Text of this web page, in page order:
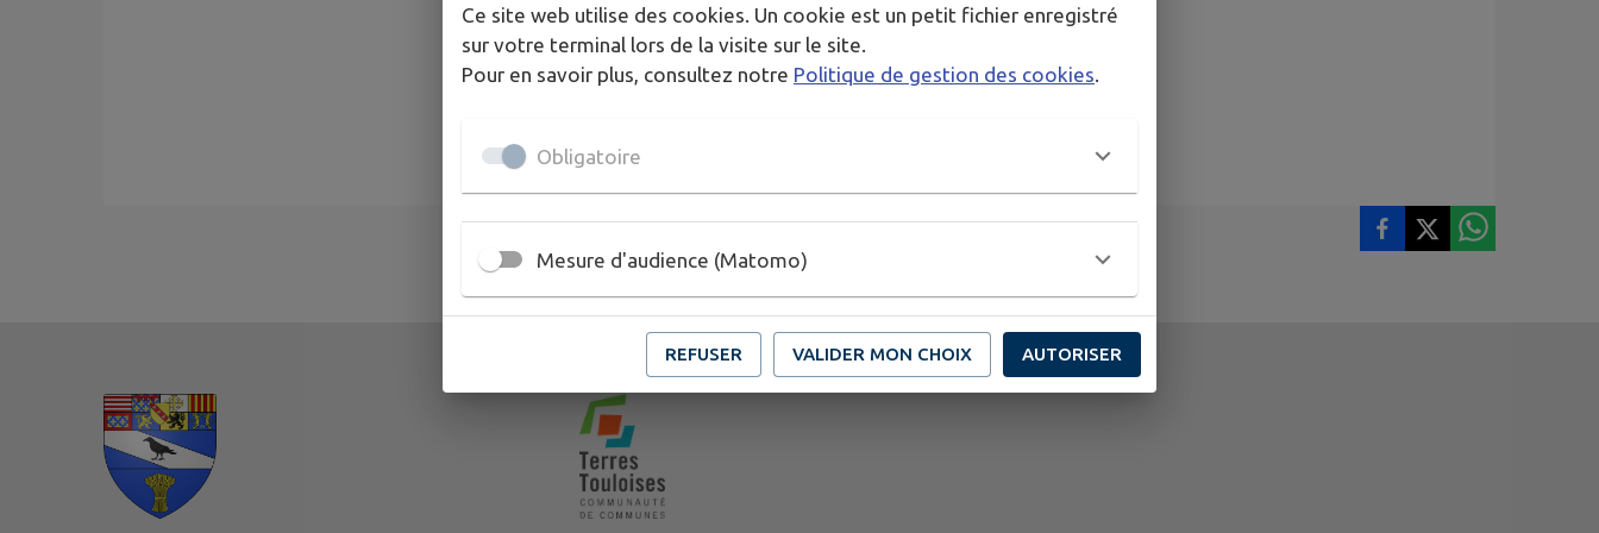
Ce site web utilise des cookies. Un cookie est un petit fichier enregistré
sur votre terminal lors de la visite sur le site.
Pour en savoir plus, consultez notre Politique de gestion des cookies.
Obligatoire
Mesure d'audience (Matomo)
REFUSER VALIDER MON CHOIX AUTORISER